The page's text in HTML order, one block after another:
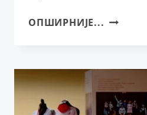
ОПШИРНИЈЕ... СЕЋАЊЕ:
2021),
ПЕСНИК,